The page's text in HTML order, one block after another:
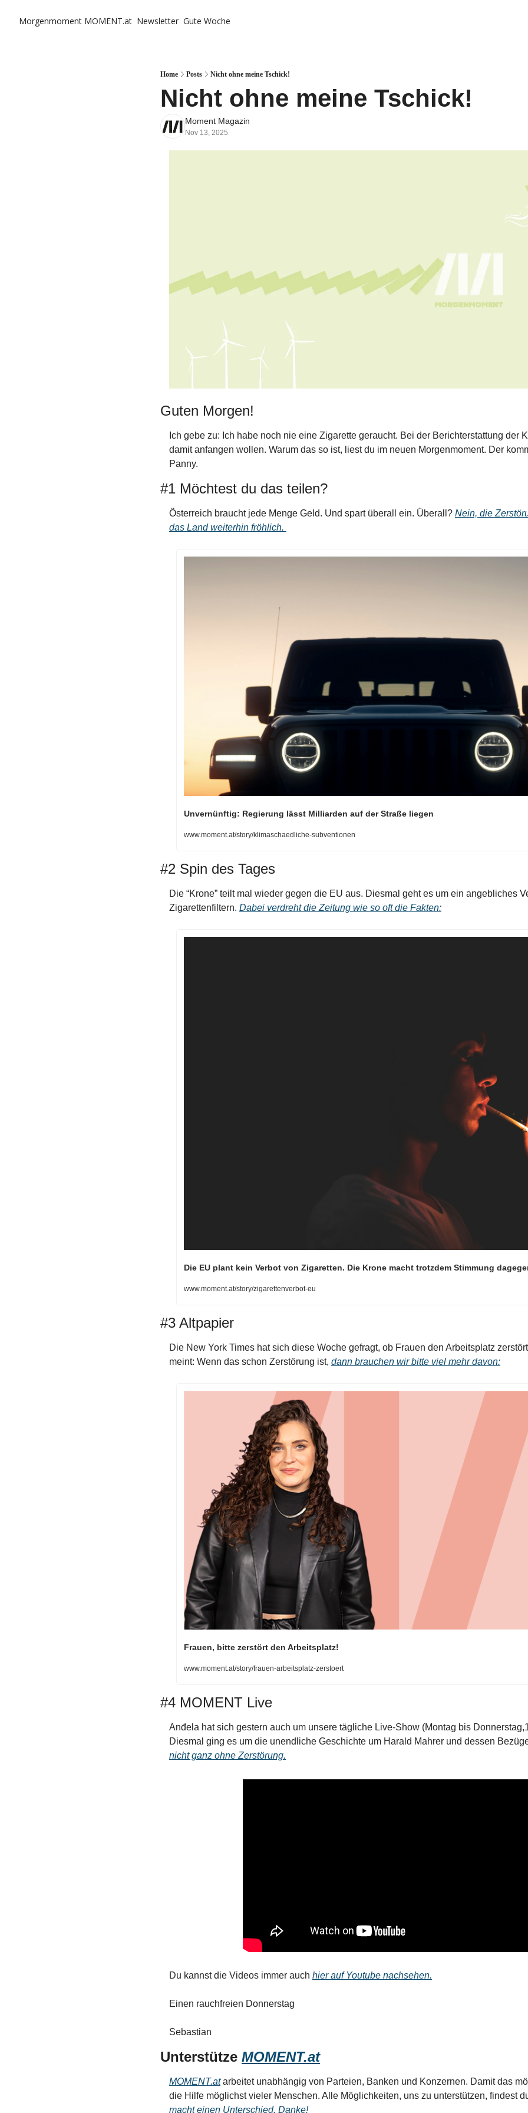
Morgenmoment MOMENT.at Newsletter Gute Woche
Home Posts Nicht ohne meine Tschick!
Nicht ohne meine Tschick!
Moment Magazin
Nov 13, 2025
Guten Morgen!
Ich gebe zu: Ich habe noch nie eine Zigarette geraucht. Bei der Berichterstattung der
damit anfangen wollen. Warum das so ist, liest du im neuen Morgenmoment. Der
Panny.
#1 Möchtest du das teilen?
Österreich braucht jede Menge Geld. Und spart überall ein. Überall? Nein, die
das Land weiterhin fröhlich.
Unvernünftig: Regierung lässt Milliarden auf der Straße liegen
www.moment.at/story/klimaschaedliche-subventionen
#2 Spin des Tages
Die “Krone” teilt mal wieder gegen die EU aus. Diesmal geht es um ein angebliches
Zigarettenfiltern. Dabei verdreht die Zeitung wie so oft die Fakten:
Die EU plant kein Verbot von Zigaretten. Die Krone macht trotzdem Stimmung
www.moment.at/story/zigarettenverbot-eu
#3 Altpapier
Die New York Times hat sich diese Woche gefragt, ob Frauen den Arbeitsplatz
meint: Wenn das schon Zerstörung ist, dann brauchen wir bitte viel mehr davon:
Frauen, bitte zerstört den Arbeitsplatz!
www.moment.at/story/frauen-arbeitsplatz-zerstoert
#4 MOMENT Live
Anđela hat sich gestern auch um unsere tägliche Live-Show (Montag bis
Diesmal ging es um die unendliche Geschichte um Harald Mahrer und dessen
nicht ganz ohne Zerstörung.
Du kannst die Videos immer auch hier auf Youtube nachsehen.
Einen rauchfreien Donnerstag
Sebastian
Unterstütze MOMENT.at
MOMENT.at arbeitet unabhängig von Parteien, Banken und Konzernen. Damit das
die Hilfe möglichst vieler Menschen. Alle Möglichkeiten, uns zu unterstützen, findest
macht einen Unterschied. Danke!